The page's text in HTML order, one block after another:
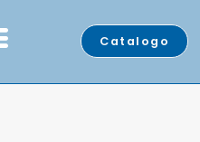
Catalogo